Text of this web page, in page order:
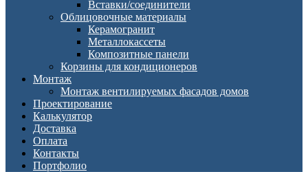
Вставки/соединители
Облицовочные материалы
Керамогранит
Металлокассеты
Композитные панели
Корзины для кондиционеров
Монтаж
Монтаж вентилируемых фасадов домов
Проектирование
Калькулятор
Доставка
Оплата
Контакты
Портфолио